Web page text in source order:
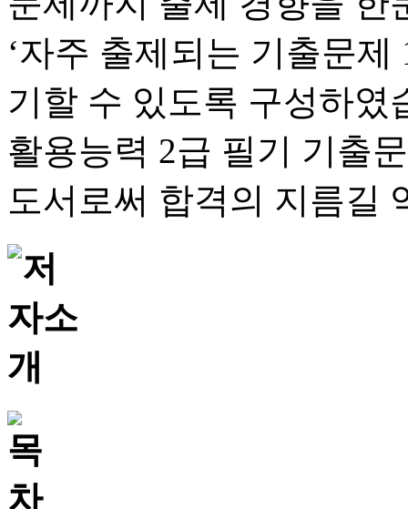
‘자주 출제되는 기출문
기할 수 있도록 구성하였
활용능력 2급 필기 기출
도서로써 합격의 지름길